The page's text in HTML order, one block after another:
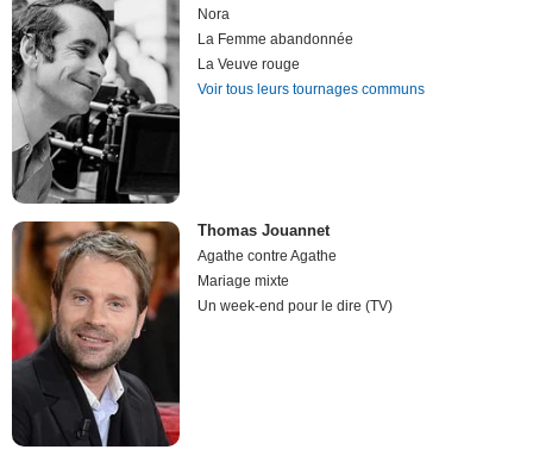
Nora
La Femme abandonnée
La Veuve rouge
Voir tous leurs tournages communs
Thomas Jouannet
Agathe contre Agathe
Mariage mixte
Un week-end pour le dire (TV)